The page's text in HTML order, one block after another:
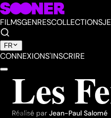
FILMSGENRESCOLLECTIONS
FR
CONNEXIONS'INSCRIRE
Les
Réalisé par Jean-Paul Salomé